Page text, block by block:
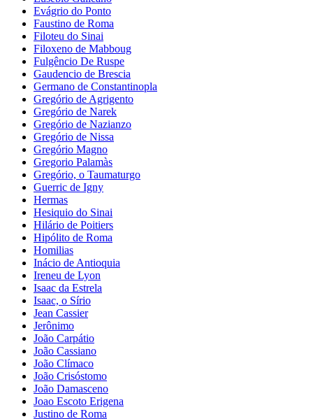
Evágrio do Ponto
Faustino de Roma
Filoteu do Sinai
Filoxeno de Mabboug
Fulgêncio De Ruspe
Gaudencio de Brescia
Germano de Constantinopla
Gregório de Agrigento
Gregório de Narek
Gregório de Nazianzo
Gregório de Nissa
Gregório Magno
Gregorio Palamàs
Gregório, o Taumaturgo
Guerric de Igny
Hermas
Hesiquio do Sinai
Hilário de Poitiers
Hipólito de Roma
Homilias
Inácio de Antioquia
Ireneu de Lyon
Isaac da Estrela
Isaac, o Sírio
Jean Cassier
Jerônimo
João Carpátio
João Cassiano
João Clímaco
João Crisóstomo
João Damasceno
Joao Escoto Erigena
Justino de Roma